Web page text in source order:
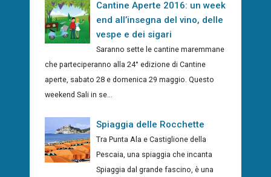
Cantine Aperte 2016: un week
end all’insegna del vino, delle
vespe e dei sigari
Saranno sette le cantine maremmane
che parteciperanno alla 24° edizione di Cantine
aperte, sabato 28 e domenica 29 maggio. Questo
weekend Sali in se...
Spiaggia delle Rocchette
Tra Punta Ala e Castiglione della
Pescaia, una spiaggia che incanta
Spiaggia dal grande fascino, è una